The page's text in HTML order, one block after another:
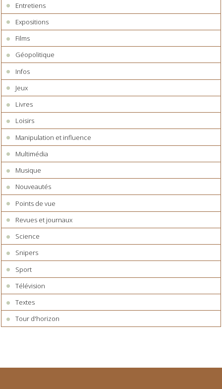
Entretiens
Expositions
Films
Géopolitique
Infos
Jeux
Livres
Loisirs
Manipulation et influence
Multimédia
Musique
Nouveautés
Points de vue
Revues et journaux
Science
Snipers
Sport
Télévision
Textes
Tour d'horizon